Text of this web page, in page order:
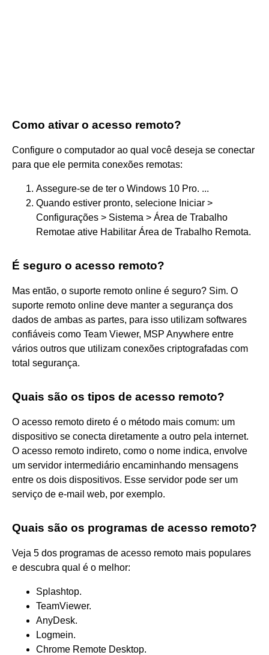
Como ativar o acesso remoto?
Configure o computador ao qual você deseja se conectar
para que ele permita conexões remotas:
Assegure-se de ter o Windows 10 Pro. ...
Quando estiver pronto, selecione Iniciar >
Configurações > Sistema > Área de Trabalho
Remotae ative Habilitar Área de Trabalho Remota.
É seguro o acesso remoto?
Mas então, o suporte remoto online é seguro? Sim. O
suporte remoto online deve manter a segurança dos
dados de ambas as partes, para isso utilizam softwares
confiáveis como Team Viewer, MSP Anywhere entre
vários outros que utilizam conexões criptografadas com
total segurança.
Quais são os tipos de acesso remoto?
O acesso remoto direto é o método mais comum: um
dispositivo se conecta diretamente a outro pela internet.
O acesso remoto indireto, como o nome indica, envolve
um servidor intermediário encaminhando mensagens
entre os dois dispositivos. Esse servidor pode ser um
serviço de e-mail web, por exemplo.
Quais são os programas de acesso remoto?
Veja 5 dos programas de acesso remoto mais populares
e descubra qual é o melhor:
Splashtop.
TeamViewer.
AnyDesk.
Logmein.
Chrome Remote Desktop.